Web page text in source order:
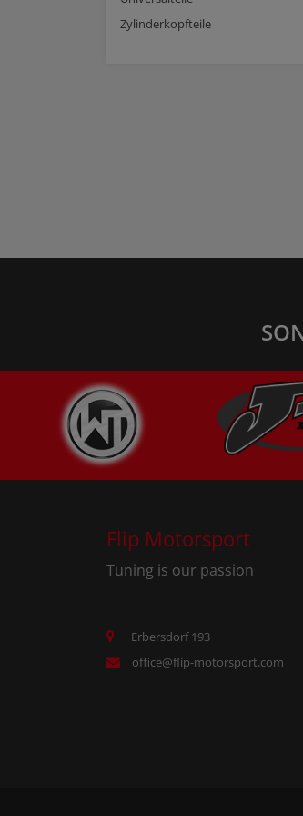
Zylinderkopfteile
Flip Motorsport
Tuning is our passion
Erbersdorf 193
office@flip-motorsport.com